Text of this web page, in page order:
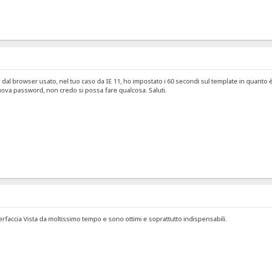
browser usato, nel tuo caso da IE 11, ho impostato i 60 secondi sul template in quanto
password, non credo si possa fare qualcosa. Saluti.
Vista da moltissimo tempo e sono ottimi e soprattutto indispensabili.